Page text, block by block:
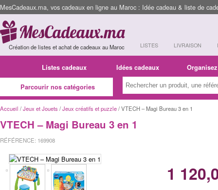
MesCadeaux.ma, vos cadeaux en ligne au Maroc : Idée cadeau & liste de
Création de listes et achat de cadeaux au Maroc LISTES LIVRAISON
Listes cadeaux Idées cadeaux
Parcourir nos catégories
Accueil /Jeux et Jouets /Jeux créatifs et puzzle/ VTECH – Magi Bureau 3 en 1
VTECH – Magi Bureau 3 en 1
RÉFÉRENCE: 169908
1